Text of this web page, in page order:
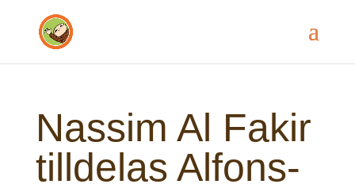
Nassim Al Fakir
tilldelas Alfons-